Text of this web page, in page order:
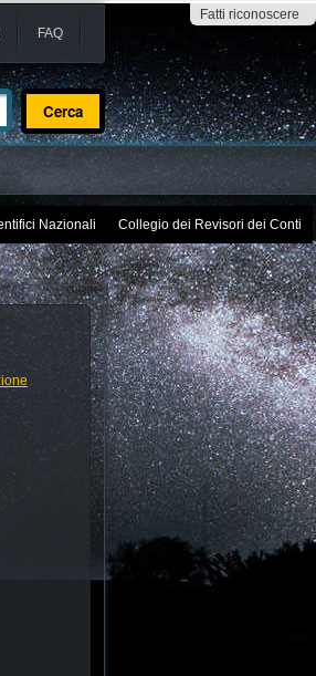
Fatti riconoscere
FAQ
Nazionali Collegio dei Revisori dei Conti